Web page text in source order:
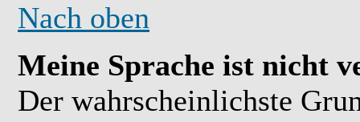
Nach oben
Meine Sprache ist nicht
Der wahrscheinlichste